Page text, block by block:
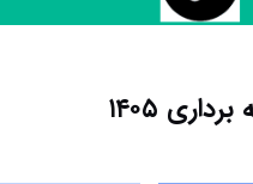
۱۴۰۵